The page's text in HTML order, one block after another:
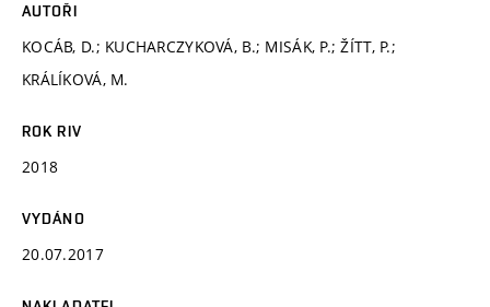
AUTOŘI
KOCÁB, D.; KUCHARCZYKOVÁ, B.; MISÁK, P.; ŽÍTT, P.;
KRÁLÍKOVÁ, M.
ROK RIV
2018
VYDÁNO
20.07.2017